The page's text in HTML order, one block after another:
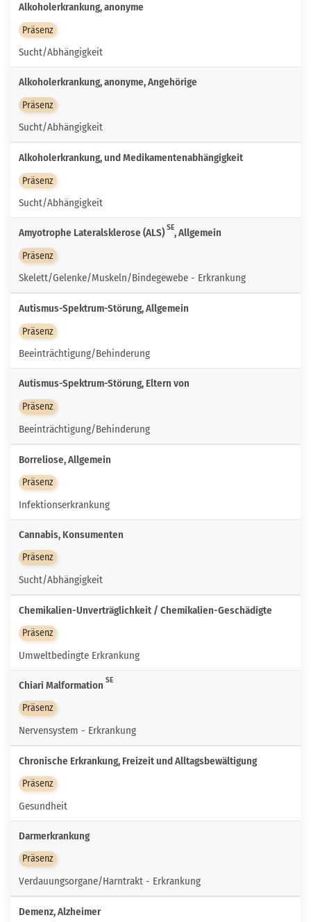
Alkoholerkrankung, anonyme
Präsenz
Sucht/Abhängigkeit
Alkoholerkrankung, anonyme, Angehörige
Präsenz
Sucht/Abhängigkeit
Alkoholerkrankung, und Medikamentenabhängigkeit
Präsenz
Sucht/Abhängigkeit
Amyotrophe Lateralsklerose (ALS)SE, Allgemein
Präsenz
Skelett/Gelenke/Muskeln/Bindegewebe - Erkrankung
Autismus-Spektrum-Störung, Allgemein
Präsenz
Beeinträchtigung/Behinderung
Autismus-Spektrum-Störung, Eltern von
Präsenz
Beeinträchtigung/Behinderung
Borreliose, Allgemein
Präsenz
Infektionserkrankung
Cannabis, Konsumenten
Präsenz
Sucht/Abhängigkeit
Chemikalien-Unverträglichkeit / Chemikalien-Geschädigte
Präsenz
Umweltbedingte Erkrankung
Chiari Malformation SE
Präsenz
Nervensystem - Erkrankung
Chronische Erkrankung, Freizeit und Alltagsbewältigung
Präsenz
Gesundheit
Darmerkrankung
Präsenz
Verdauungsorgane/Harntrakt - Erkrankung
Demenz, Alzheimer